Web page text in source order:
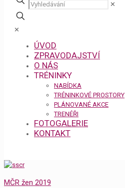
✕
✕
ÚVOD
ZPRAVODAJSTVÍ
O NÁS
TRÉNINKY
NABÍDKA
TRÉNINKOVÉ PROSTORY
PLÁNOVANÉ AKCE
TRENÉŘI
FOTOGALERIE
KONTAKT
MČR žen 2019